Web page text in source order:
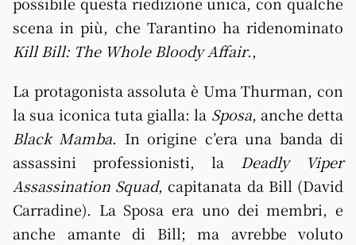
scena in più, che Tarantino ha ridenominato
Kill Bill: The Whole Bloody Affair.,
La protagonista assoluta è Uma Thurman, con
la sua iconica tuta gialla: la Sposa, anche detta
Black Mamba. In origine c’era una banda di
assassini professionisti, la
Deadly Viper
Assassination Squad, capitanata da Bill (David
Carradine). La Sposa era uno dei membri, e
anche amante di Bill; ma avrebbe voluto